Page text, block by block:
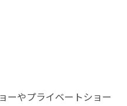
ーやプライベートショー